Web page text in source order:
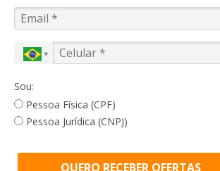
Sou:
Pessoa Física (CPF)
Pessoa Jurídica (CNPJ)
QUERO RECEBER OFERTAS